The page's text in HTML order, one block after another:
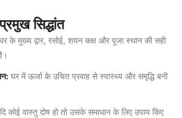
सिद्धांत
के मुख्य द्वार, रसोई, शयन कक्ष और पूजा स्थान की सही
घर में ऊर्जा के उचित प्रवाह से स्वास्थ्य और समृद्धि बनी
कोई वास्तु दोष हो तो उसके समाधान के लिए उपाय किए